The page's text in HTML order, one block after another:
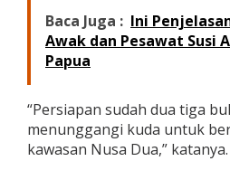
Baca Juga : Ini
Awak dan Pesawat Susi
Papua
“Persiapan sudah dua tiga
menunggangi kuda untuk
kawasan Nusa Dua,” katanya.